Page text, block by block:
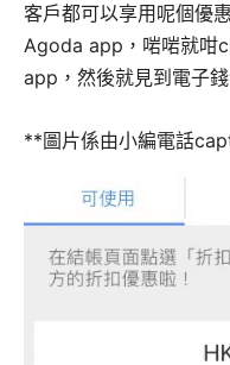
客戶都可以享用呢個優
Agoda app，啱啱就咁
app，然後就見到電子
**圖片係由小編電話